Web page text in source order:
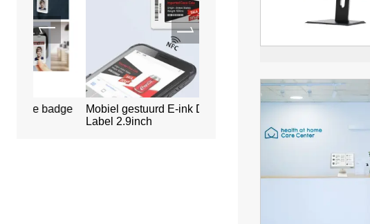
Mobiel gestuurd E-ink Digital
Label 2.9inch
Slim kantoorreserveringssysteem